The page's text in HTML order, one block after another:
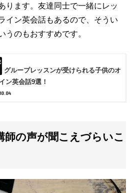
ります。友達同士で一緒にレッ
イン英会話もあるので、そうい
うのもおすすめです。
グループレッスンが受けられる子供のオ
ン英会話9選！
の声が聞こえづらいこ